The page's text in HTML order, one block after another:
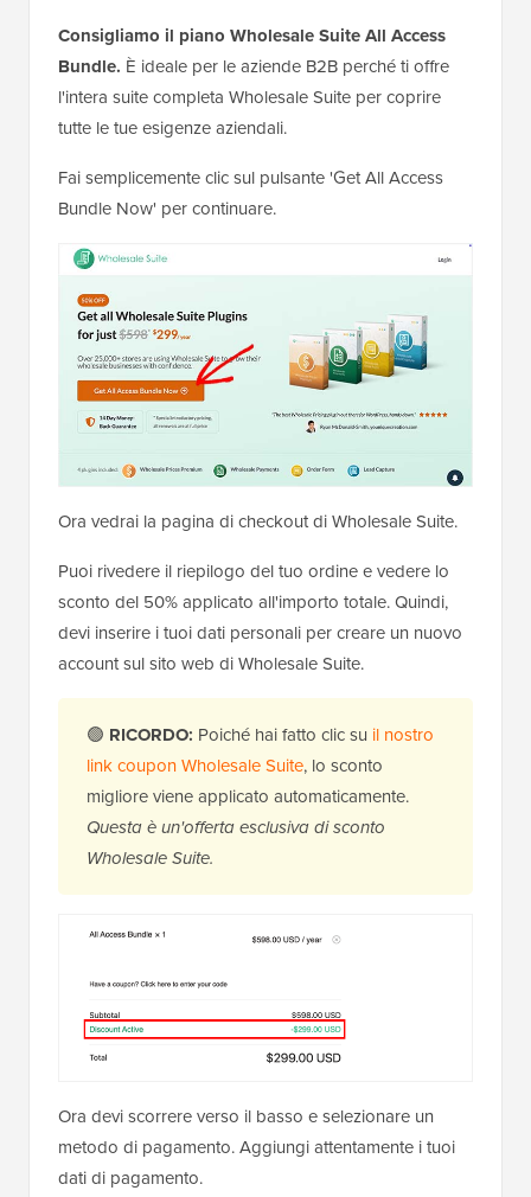
Consigliamo il piano Wholesale Suite All Access
Bundle. È ideale per le aziende B2B perché ti offre
l'intera suite completa Wholesale Suite per coprire
tutte le tue esigenze aziendali.
Fai semplicemente clic sul pulsante 'Get All Access
Bundle Now' per continuare.
Ora vedrai la pagina di checkout di Wholesale Suite.
Puoi rivedere il riepilogo del tuo ordine e vedere lo
sconto del 50% applicato all'importo totale. Quindi,
devi inserire i tuoi dati personali per creare un nuovo
account sul sito web di Wholesale Suite.
🟢 RICORDO: Poiché hai fatto clic su il nostro
link coupon Wholesale Suite, lo sconto
migliore viene applicato automaticamente.
Questa è un'offerta esclusiva di sconto
Wholesale Suite.
Ora devi scorrere verso il basso e selezionare un
metodo di pagamento. Aggiungi attentamente i tuoi
dati di pagamento.